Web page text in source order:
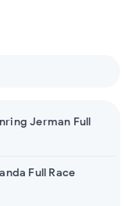
Jerman Full
Full Race